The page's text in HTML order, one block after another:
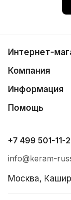
Интернет-
Компания
Информация
Помощь
+7 499 501-11-
info@keram-
Москва,